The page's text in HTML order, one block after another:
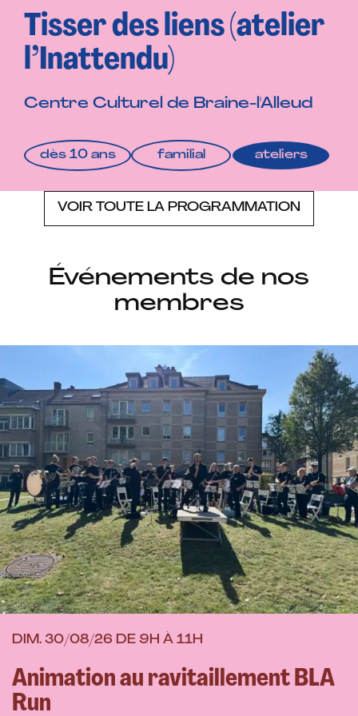
g
e
n
d
a
,
s
p
Tisser des liens (atelier
l’Inattendu)
Centre Culturel de Braine-l'Alleud
dès 10 ans familial ateliers
VOIR TOUTE LA PROGRAMMATION
Événements de nos
membres
DIM. 30/08/26 DE 9H À 11H
Animation au ravitaillement BLA
Run